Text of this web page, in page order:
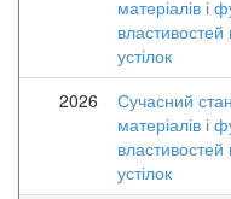
матеріалів і
властивостей
устілок
2026
Сучасний
матеріалів і
властивостей
устілок